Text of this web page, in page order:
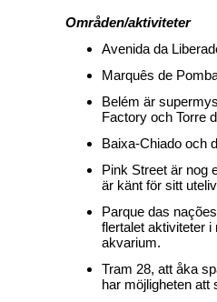
Områden/aktiviteter
Avenida da
Marquês de
Belém är
Factory och Torre
Baixa-Chiado och
Pink Street är nog
är känt för sitt
Parque das
flertalet aktiviteter i
akvarium.
Tram 28, att åka
har möjligheten